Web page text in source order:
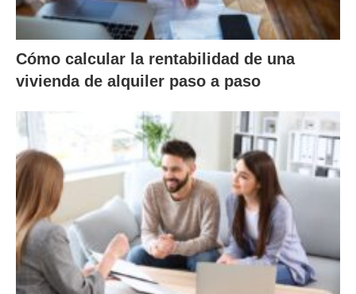
Cómo calcular la rentabilidad de una
vivienda de alquiler paso a paso